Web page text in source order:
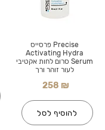
Precise פרסייס
Activating Hydra
Serum סרום לחות אקטיבי
לעור זוהר ורך
258 ₪
להוסיף לסל